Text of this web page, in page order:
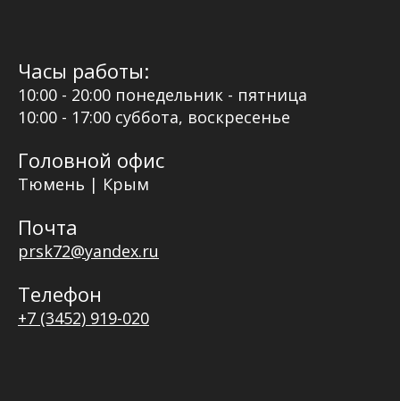
Часы работы:
10:00 - 20:00 понедельник - пятница
10:00 - 17:00 суббота, воскресенье
Головной офис
Тюмень | Крым
Почта
prsk72@yandex.ru
Телефон
+7 (3452) 919-020